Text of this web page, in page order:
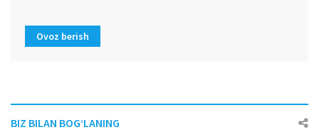
Ovoz berish
BIZ BILAN BOG‘LANING